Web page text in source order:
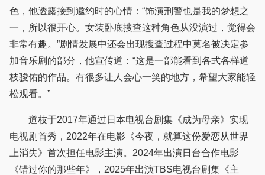
色，他透露接到邀约时的心情：“饰演刑警也是我的梦想之
一，所以很开心。女装卧底搜查这种角色从没演过，觉得会
非常有趣。”剧情发展中还会出现搜查过程中莫名被决定参
加音乐剧的部分，他宣传道：“这是一部能看到各式各样道
枝骏佑的作品。有很多让人会心一笑的地方，希望大家能轻
松观看。”
道枝于2017年通过日本电视台剧集《成为母亲》实现
电视剧首秀，2022年在电影《今夜，就算这份爱恋从世界
上消失》首次担任电影主演。2024年出演日台合作电影
《错过你的那些年》，2025年出演TBS电视台剧集《主